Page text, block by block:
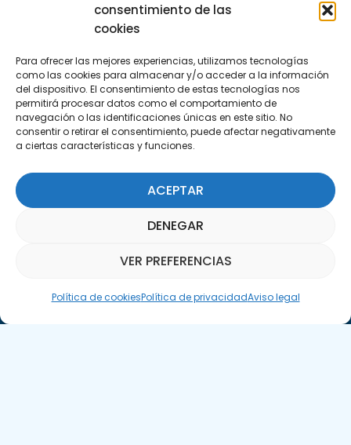
consentimiento de las
cookies
Para ofrecer las mejores experiencias, utilizamos tecnologías
como las cookies para almacenar y/o acceder a la información
del dispositivo. El consentimiento de estas tecnologías nos
permitirá procesar datos como el comportamiento de
navegación o las identificaciones únicas en este sitio. No
consentir o retirar el consentimiento, puede afectar negativamente
a ciertas características y funciones.
ACEPTAR
DENEGAR
VER PREFERENCIAS
Política de cookiesPolítica de privacidadAviso legal
Encuéntranos
C/Marie Curie, 35
29590 Campanillas, Málaga
Suscríbete a nuestra Newsletter
SUSCRÍBETE AQUÍ